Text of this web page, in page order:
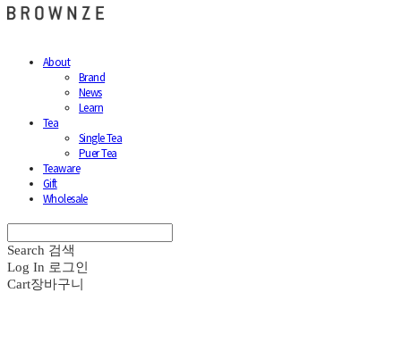
About
Brand
News
Learn
Tea
Single Tea
Puer Tea
Teaware
Gift
Wholesale
Search 검색
Log In 로그인
Cart장바구니